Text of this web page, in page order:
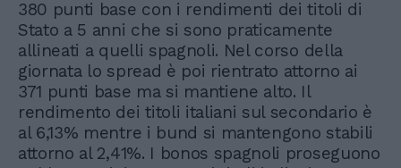
380 punti base con i rendimenti dei titoli di
Stato a 5 anni che si sono praticamente
allineati a quelli spagnoli. Nel corso della
giornata lo spread è poi rientrato attorno ai
371 punti base ma si mantiene alto. Il
rendimento dei titoli italiani sul secondario è
al 6,13% mentre i bund si mantengono stabili
attorno al 2,41%. I bonos spagnoli proseguono